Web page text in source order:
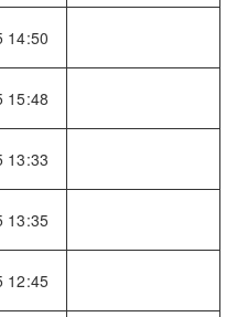
14:50
15:48
13:33
13:35
12:45